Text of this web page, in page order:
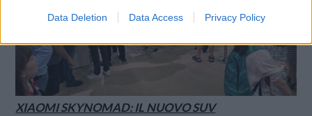
Data Deletion Data Access Privacy Policy
XIAOMI SKYNOMAD: IL NUOVO SUV